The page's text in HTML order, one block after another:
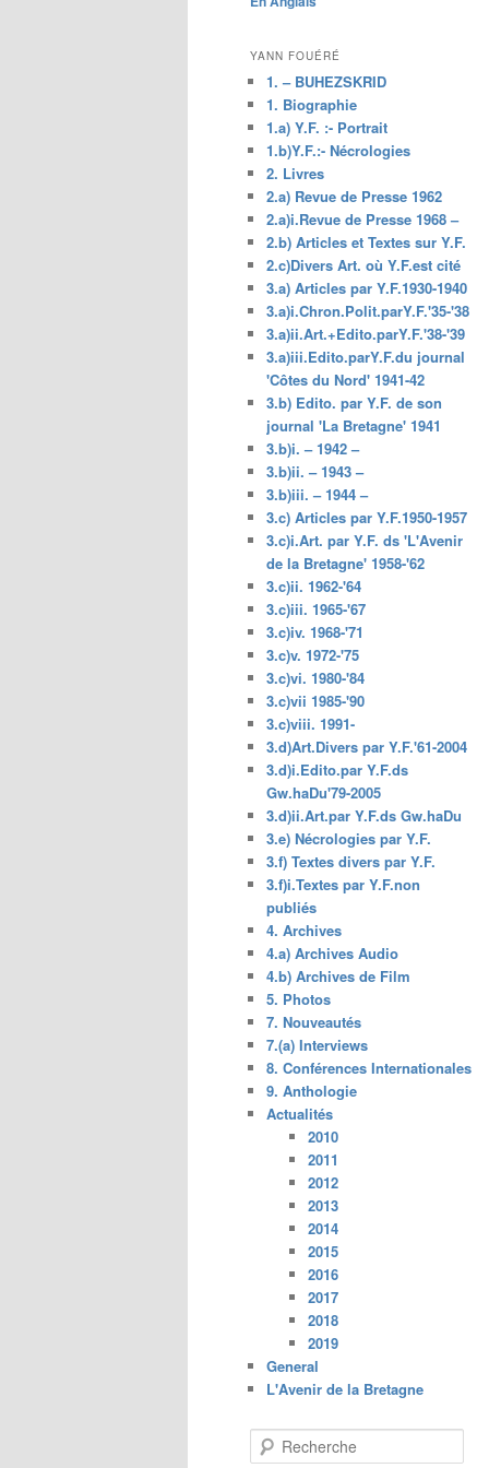
principal
YANN FOUÉRÉ
1. – BUHEZSKRID
1. Biographie
1.a) Y.F. :- Portrait
1.b)Y.F.:- Nécrologies
2. Livres
2.a) Revue de Presse 1962
2.a)i.Revue de Presse 1968 –
2.b) Articles et Textes sur Y.F.
2.c)Divers Art. où Y.F.est cité
3.a) Articles par Y.F.1930-1940
3.a)i.Chron.Polit.parY.F.'35-'38
3.a)ii.Art.+Edito.parY.F.'38-'39
3.a)iii.Edito.parY.F.du journal
'Côtes du Nord' 1941-42
3.b) Edito. par Y.F. de son
journal 'La Bretagne' 1941
3.b)i. – 1942 –
3.b)ii. – 1943 –
3.b)iii. – 1944 –
3.c) Articles par Y.F.1950-1957
3.c)i.Art. par Y.F. ds 'L'Avenir
de la Bretagne' 1958-'62
3.c)ii. 1962-'64
3.c)iii. 1965-'67
3.c)iv. 1968-'71
3.c)v. 1972-'75
3.c)vi. 1980-'84
3.c)vii 1985-'90
3.c)viii. 1991-
3.d)Art.Divers par Y.F.'61-2004
3.d)i.Edito.par Y.F.ds
Gw.haDu'79-2005
3.d)ii.Art.par Y.F.ds Gw.haDu
3.e) Nécrologies par Y.F.
3.f) Textes divers par Y.F.
3.f)i.Textes par Y.F.non
publiés
4. Archives
4.a) Archives Audio
4.b) Archives de Film
5. Photos
7. Nouveautés
7.(a) Interviews
8. Conférences Internationales
9. Anthologie
Actualités
2010
2011
2012
2013
2014
2015
2016
2017
2018
2019
General
L'Avenir de la Bretagne
e